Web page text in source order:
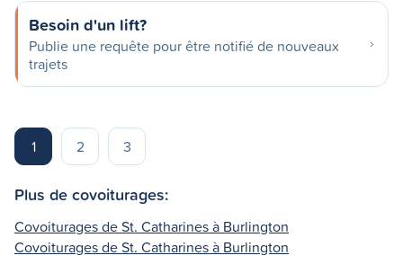
Besoin d'un lift?
Publie une requête pour être notifié de nouveaux
trajets
1 2 3
Plus de covoiturages:
Covoiturages de St. Catharines à Burlington
Covoiturages de St. Catharines à Burlington